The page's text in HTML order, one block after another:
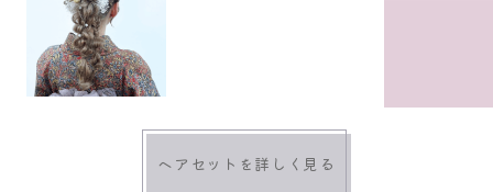
ヘアセットを詳しく見る